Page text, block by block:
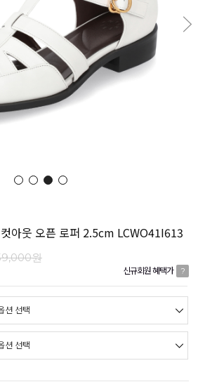
아웃 오픈 로퍼 2.5cm LCWO41I613
원
신규회원 혜택가 ?